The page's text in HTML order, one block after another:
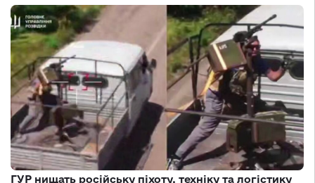
ГУР нищать російську піхоту, техніку та логістику